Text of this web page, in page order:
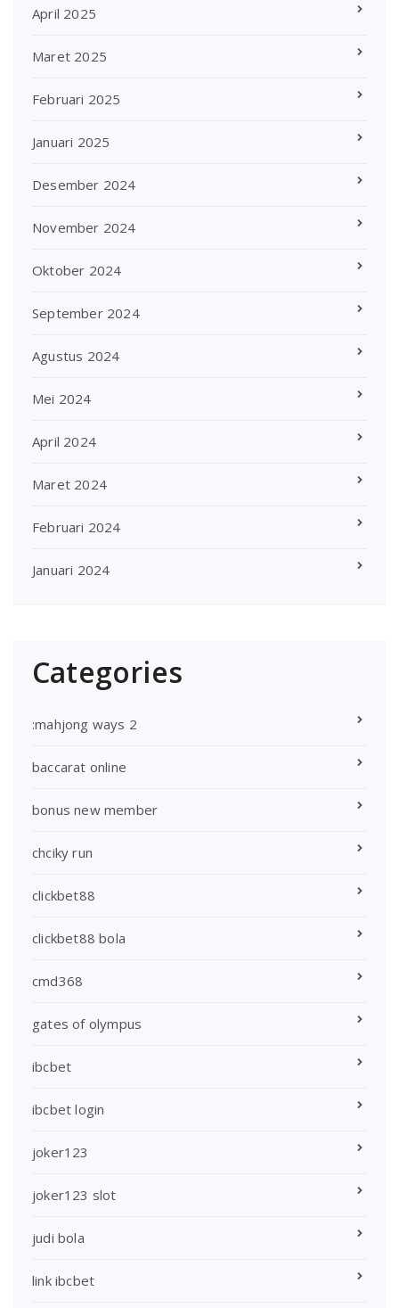
April 2025
Maret 2025
Februari 2025
Januari 2025
Desember 2024
November 2024
Oktober 2024
September 2024
Agustus 2024
Mei 2024
April 2024
Maret 2024
Februari 2024
Januari 2024
Categories
:mahjong ways 2
baccarat online
bonus new member
chciky run
clickbet88
clickbet88 bola
cmd368
gates of olympus
ibcbet
ibcbet login
joker123
joker123 slot
judi bola
link ibcbet